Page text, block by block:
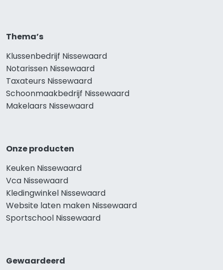
Thema’s
Klussenbedrijf Nissewaard
Notarissen Nissewaard
Taxateurs Nissewaard
Schoonmaakbedrijf Nissewaard
Makelaars Nissewaard
Onze producten
Keuken Nissewaard
Vca Nissewaard
Kledingwinkel Nissewaard
Website laten maken Nissewaard
Sportschool Nissewaard
Gewaardeerd